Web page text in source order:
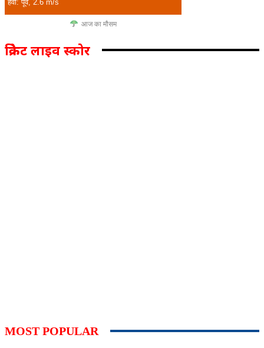
हवा: पूर्व, 2.6 m/s
आज का मौसम
क्रिकेट लाइव स्कोर
MOST POPULAR